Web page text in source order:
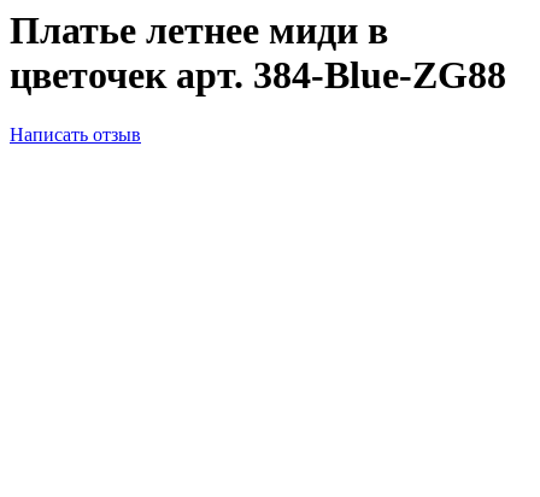
Платье летнее миди в
цветочек арт. 384-Blue-ZG88
Написать отзыв